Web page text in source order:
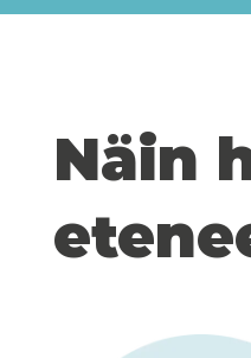
Näin